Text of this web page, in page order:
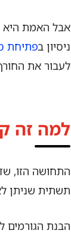
ניסיון בפתיחת
לעבור את
למה זה
התחושה הזו,
תשתית שניתן
הבנת הגורמים